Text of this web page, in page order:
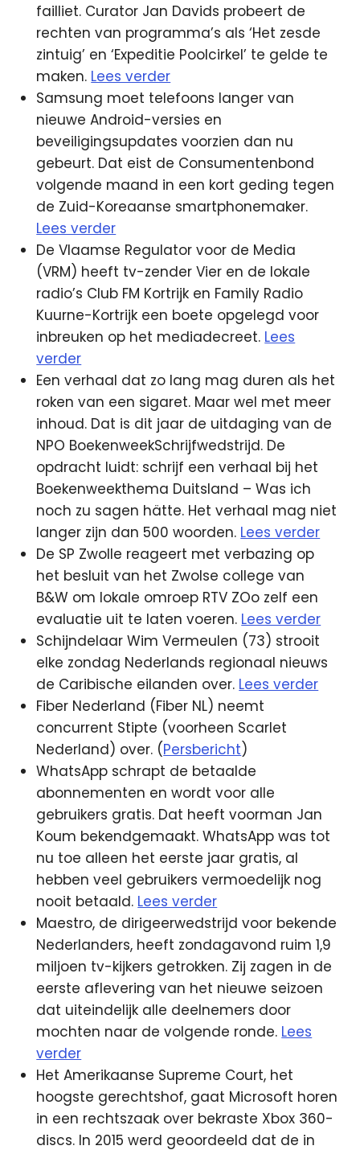
failliet. Curator Jan Davids probeert de
rechten van programma’s als ‘Het zesde
zintuig’ en ‘Expeditie Poolcirkel’ te gelde te
maken. Lees verder
Samsung moet telefoons langer van
nieuwe Android-versies en
beveiligingsupdates voorzien dan nu
gebeurt. Dat eist de Consumentenbond
volgende maand in een kort geding tegen
de Zuid-Koreaanse smartphonemaker.
Lees verder
De Vlaamse Regulator voor de Media
(VRM) heeft tv-zender Vier en de lokale
radio’s Club FM Kortrijk en Family Radio
Kuurne-Kortrijk een boete opgelegd voor
inbreuken op het mediadecreet. Lees
verder
Een verhaal dat zo lang mag duren als het
roken van een sigaret. Maar wel met meer
inhoud. Dat is dit jaar de uitdaging van de
NPO BoekenweekSchrijfwedstrijd. De
opdracht luidt: schrijf een verhaal bij het
Boekenweekthema Duitsland – Was ich
noch zu sagen hätte. Het verhaal mag niet
langer zijn dan 500 woorden. Lees verder
De SP Zwolle reageert met verbazing op
het besluit van het Zwolse college van
B&W om lokale omroep RTV ZOo zelf een
evaluatie uit te laten voeren. Lees verder
Schijndelaar Wim Vermeulen (73) strooit
elke zondag Nederlands regionaal nieuws
de Caribische eilanden over. Lees verder
Fiber Nederland (Fiber NL) neemt
concurrent Stipte (voorheen Scarlet
Nederland) over. (Persbericht)
WhatsApp schrapt de betaalde
abonnementen en wordt voor alle
gebruikers gratis. Dat heeft voorman Jan
Koum bekendgemaakt. WhatsApp was tot
nu toe alleen het eerste jaar gratis, al
hebben veel gebruikers vermoedelijk nog
nooit betaald. Lees verder
Maestro, de dirigeerwedstrijd voor bekende
Nederlanders, heeft zondagavond ruim 1,9
miljoen tv-kijkers getrokken. Zij zagen in de
eerste aflevering van het nieuwe seizoen
dat uiteindelijk alle deelnemers door
mochten naar de volgende ronde. Lees
verder
Het Amerikaanse Supreme Court, het
hoogste gerechtshof, gaat Microsoft horen
in een rechtszaak over bekraste Xbox 360-
discs. In 2015 werd geoordeeld dat de in